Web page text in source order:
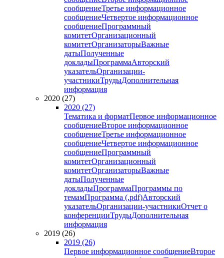
сообщениеТретье информационное
сообщениеЧетвертое информационное
сообщениеПрограммный
комитетОрганизационный
комитетОрганизаторыВажные
датыПолученные
докладыПрограммаАвторский
указательОрганизации-
участникиТрудыДополнительная
информация
2020 (27)
2020 (27)
Тематика и форматПервое информационное
сообщениеВторое информационное
сообщениеТретье информационное
сообщениеЧетвертое информационное
сообщениеПрограммный
комитетОрганизационный
комитетОрганизаторыВажные
датыПолученные
докладыПрограммаПрограммы по
темамПрограмма (.pdf)Авторский
указательОрганизации-участникиОтчет о
конференцииТрудыДополнительная
информация
2019 (26)
2019 (26)
Первое информационное сообщениеВторое